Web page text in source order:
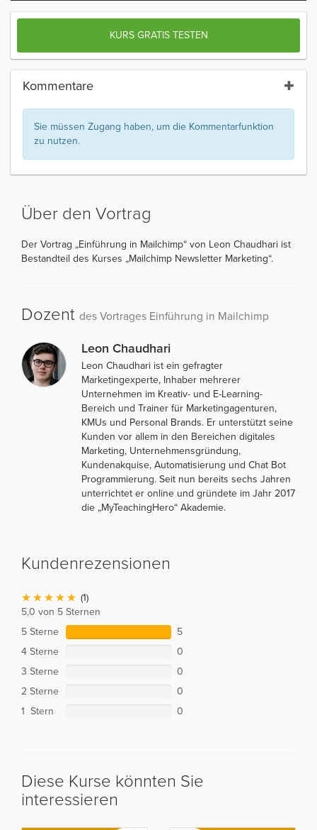
KURS GRATIS TESTEN
Kommentare
Sie müssen Zugang haben, um die Kommentarfunktion
zu nutzen.
Über den Vortrag
Der Vortrag „Einführung in Mailchimp“ von Leon Chaudhari ist
Bestandteil des Kurses „Mailchimp Newsletter Marketing“.
Dozent des Vortrages Einführung in Mailchimp
Leon Chaudhari
Leon Chaudhari ist ein gefragter
Marketingexperte, Inhaber mehrerer
Unternehmen im Kreativ- und E-Learning-
Bereich und Trainer für Marketingagenturen,
KMUs und Personal Brands. Er unterstützt seine
Kunden vor allem in den Bereichen digitales
Marketing, Unternehmensgründung,
Kundenakquise, Automatisierung und Chat Bot
Programmierung. Seit nun bereits sechs Jahren
unterrichtet er online und gründete im Jahr 2017
die „MyTeachingHero“ Akademie.
Kundenrezensionen
(1)
5,0 von 5 Sternen
5 Sterne
5
4 Sterne
0
3 Sterne
0
2 Sterne
0
1 Stern
0
Diese Kurse könnten Sie
interessieren